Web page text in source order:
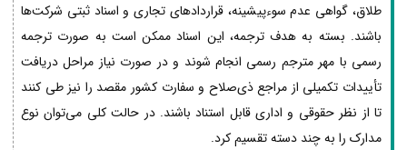
طلاق، گواهی عدم سوءپیشینه، قراردادهای تجاری و اسناد ثبتی شرکت‌ها
باشند. بسته به هدف ترجمه، این اسناد ممکن است به صورت ترجمه
رسمی با مهر مترجم رسمی انجام شوند و در صورت نیاز مراحل دریافت
تأییدات تکمیلی از مراجع ذی‌صلاح و سفارت کشور مقصد را نیز طی کنند
تا از نظر حقوقی و اداری قابل استناد باشند. در حالت کلی می‌توان نوع
مدارک را به چند دسته تقسیم کرد.